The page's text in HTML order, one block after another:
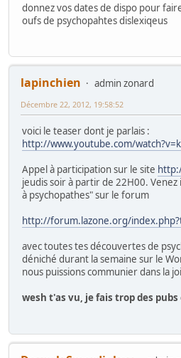
donnez vos dates de dispo pour
oufs de psychopahtes dislexiqeus
lapinchien
admin zonard
Décembre 22, 2012, 19:58:52
voici le teaser dont je parlais :
http://www.youtube.com/
Appel à participation sur le site
jeudis soir à partir de 22H00.
à psychopathes" sur le forum
http://forum.lazone.org/
avec toutes tes découvertes de
déniché durant la semaine sur le
nous puissions communier dans la
wesh t'as vu, je fais trop des